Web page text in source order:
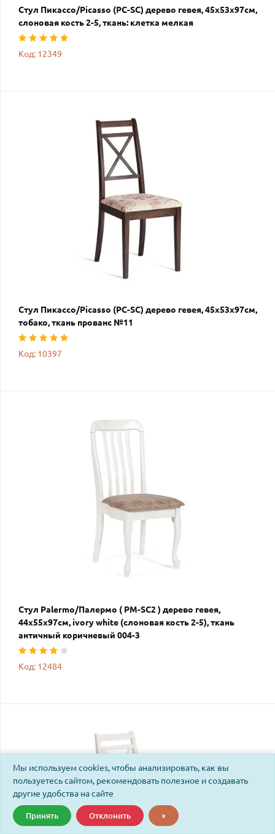
Стул Пикассо/Picasso (PC-SC) дерево гевея, 45х53х97см,
слоновая кость 2-5, ткань: клетка мелкая
Код: 12349
Стул Пикассо/Picasso (PC-SC) дерево гевея, 45х53х97см,
тобако, ткань прованс №11
Код: 10397
Стул Palermo/Палермо ( PM-SC2 ) дерево гевея,
44х55х97см, ivory white (слоновая кость 2-5), ткань
античный коричневый 004-3
Код: 12484
Мы используем cookies, чтобы анализировать, как вы
пользуетесь сайтом, рекомендовать полезное и создавать
другие удобства на сайте
Принять Отклонить ×